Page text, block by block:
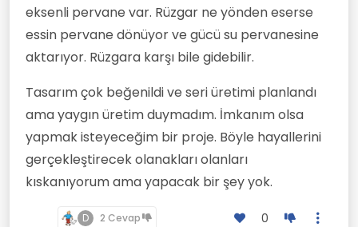
eksenli pervane var. Rüzgar ne yönden eserse
essin pervane dönüyor ve gücü su pervanesine
aktarıyor. Rüzgara karşı bile gidebilir.
Tasarım çok beğenildi ve seri üretimi planlandı
ama yaygın üretim duymadım. İmkanım olsa
yapmak isteyeceğim bir proje. Böyle hayallerini
gerçekleştirecek olanakları olanları
kıskanıyorum ama yapacak bir şey yok.
D 2 Cevap 0